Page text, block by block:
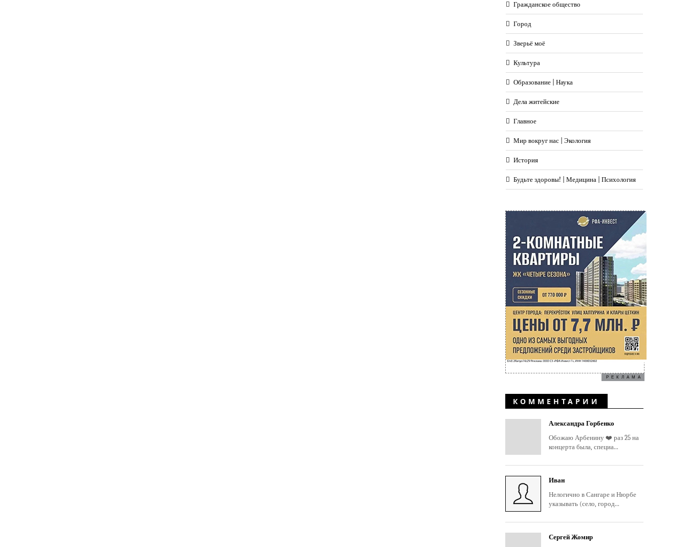
Гражданское общество
Город
Зверьё моё
Культура
Образование | Наука
Дела житейские
Главное
Мир вокруг нас | Экология
История
Будьте здоровы! | Медицина | Психология
РЕКЛАМА
КОММЕНТАРИИ
Александра Горбенко
Обожаю Арбенину ❤️ раз 25 на
концерта была, специа...
Иван
Нелогично в Сангаре и Нюрбе
указывать (село, город...
Сергей Жомир